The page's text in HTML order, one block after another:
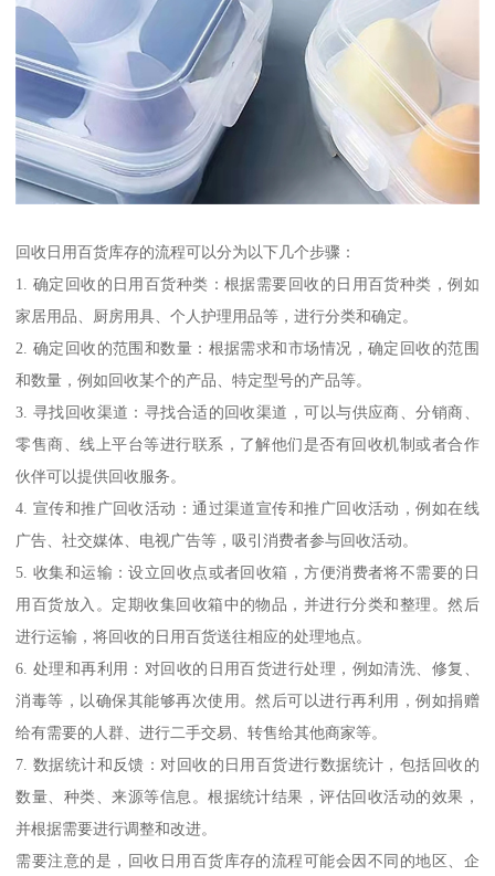
回收日用百货库存的流程可以分为以下几个步骤：
1. 确定回收的日用百货种类：根据需要回收的日用百货种类，例如
家居用品、厨房用具、个人护理用品等，进行分类和确定。
2. 确定回收的范围和数量：根据需求和市场情况，确定回收的范围
和数量，例如回收某个的产品、特定型号的产品等。
3. 寻找回收渠道：寻找合适的回收渠道，可以与供应商、分销商、
零售商、线上平台等进行联系，了解他们是否有回收机制或者合作
伙伴可以提供回收服务。
4. 宣传和推广回收活动：通过渠道宣传和推广回收活动，例如在线
广告、社交媒体、电视广告等，吸引消费者参与回收活动。
5. 收集和运输：设立回收点或者回收箱，方便消费者将不需要的日
用百货放入。定期收集回收箱中的物品，并进行分类和整理。然后
进行运输，将回收的日用百货送往相应的处理地点。
6. 处理和再利用：对回收的日用百货进行处理，例如清洗、修复、
消毒等，以确保其能够再次使用。然后可以进行再利用，例如捐赠
给有需要的人群、进行二手交易、转售给其他商家等。
7. 数据统计和反馈：对回收的日用百货进行数据统计，包括回收的
数量、种类、来源等信息。根据统计结果，评估回收活动的效果，
并根据需要进行调整和改进。
需要注意的是，回收日用百货库存的流程可能会因不同的地区、企